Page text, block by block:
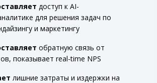
доступ к AI-
для решения задач по
и маркетингу
обратную связь от
показывает real-time NPS
лишние затраты и издержки на